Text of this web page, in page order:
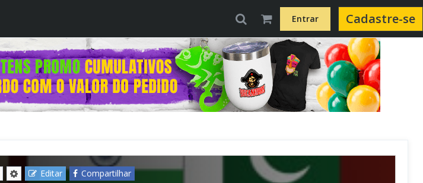
Entrar Cadastre-se
Editar
Compartilhar